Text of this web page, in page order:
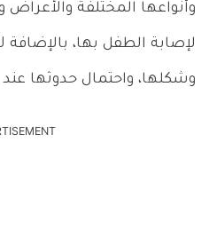
وأنواعها المختلفة والأعراض
لإصابة الطفل بها، بالإضافة
وشكلها، واحتمال حدوثها